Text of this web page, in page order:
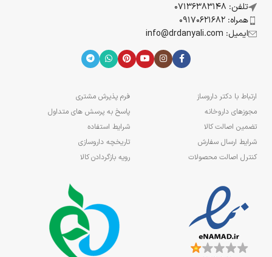
تلفن: 07136383148
همراه: 09170621682
ایمیل: info@drdanyali.com
ارتباط با دکتر داروساز
مجوزهای داروخانه
تضمین اصالت کالا
شرایط ارسال سفارش
کنترل اصالت محصولات
فرم پذیرش مشتری
پاسخ به پرسش های متداول
شرایط استفاده
تاریخچه داروسازی
رویه بازگردادن کالا